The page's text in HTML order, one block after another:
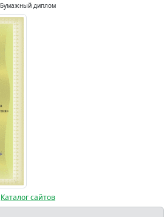
Бумажный диплом
Каталог сайтов